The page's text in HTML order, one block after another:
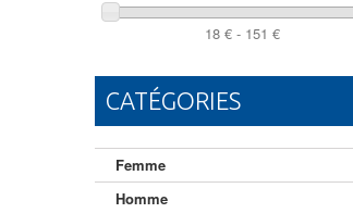
18 € - 151 €
CATÉGORIES
Femme
Homme